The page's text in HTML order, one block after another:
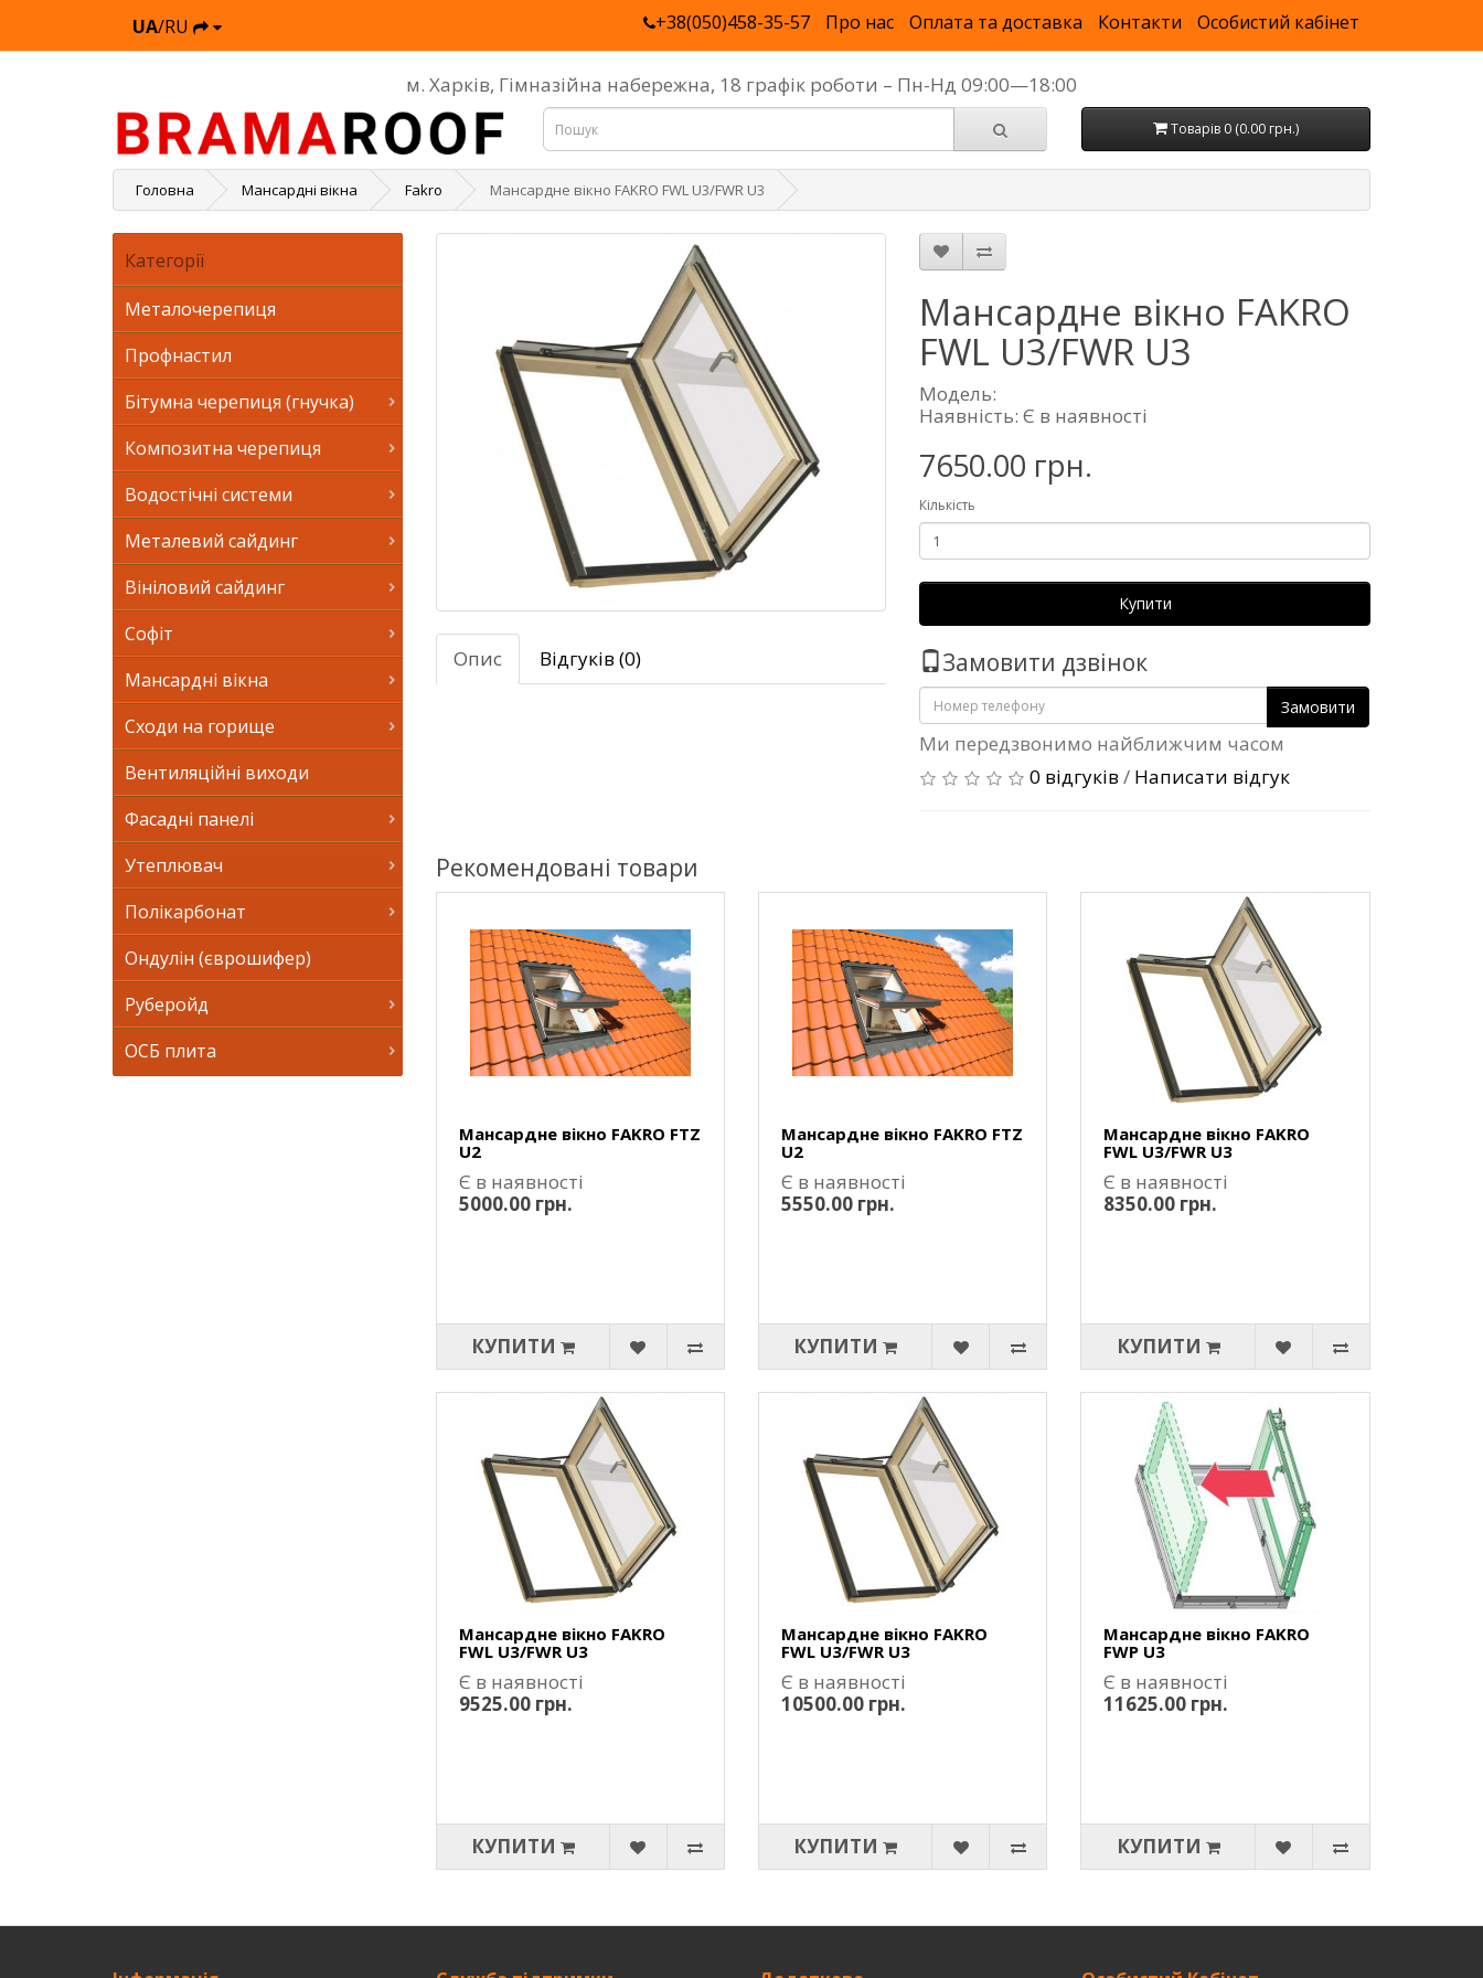
UA/RU +38(050)458-35-57 Про нас Оплата та доставка Контакти Особистий кабінет
м. Харків, Гімназійна набережна, 18 графік роботи – Пн-Нд 09:00—18:00
Товарів 0 (0.00 грн.)
Головна Мансардні вікна Fakro Мансардне вікно FAKRO FWL U3/FWR U3
Категорії
Металочерепиця
Профнастил
Бітумна черепиця (гнучка)
Композитна черепиця
Водостічні системи
Металевий сайдинг
Вініловий сайдинг
Софіт
Мансардні вікна
Сходи на горище
Вентиляційні виходи
Фасадні панелі
Утеплювач
Полікарбонат
Ондулін (єврошифер)
Руберойд
ОСБ плита
Опис Відгуків (0)
Мансардне вікно FAKRO
FWL U3/FWR U3
Модель:
Наявність: Є в наявності
7650.00 грн.
Кількість
Купити
Замовити дзвінок
Замовити
Ми передзвонимо найближчим часом
0 відгуків / Написати відгук
Рекомендовані товари
Мансардне вікно FAKRO FTZ
U2
Є в наявності
5000.00 грн.
КУПИТИ
Мансардне вікно FAKRO FTZ
U2
Є в наявності
5550.00 грн.
КУПИТИ
Мансардне вікно FAKRO
FWL U3/FWR U3
Є в наявності
8350.00 грн.
КУПИТИ
Мансардне вікно FAKRO
FWL U3/FWR U3
Є в наявності
9525.00 грн.
КУПИТИ
Мансардне вікно FAKRO
FWL U3/FWR U3
Є в наявності
10500.00 грн.
КУПИТИ
Мансардне вікно FAKRO
FWP U3
Є в наявності
11625.00 грн.
КУПИТИ